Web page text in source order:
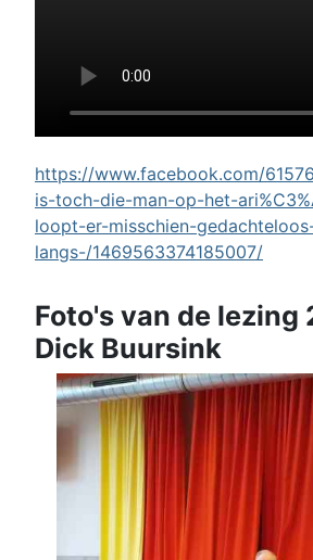
https://www.facebook.com/
is-toch-die-man-op-het-
loopt-er-misschien-
langs-/1469563374185007/
Foto's van de lezing
Dick Buursink